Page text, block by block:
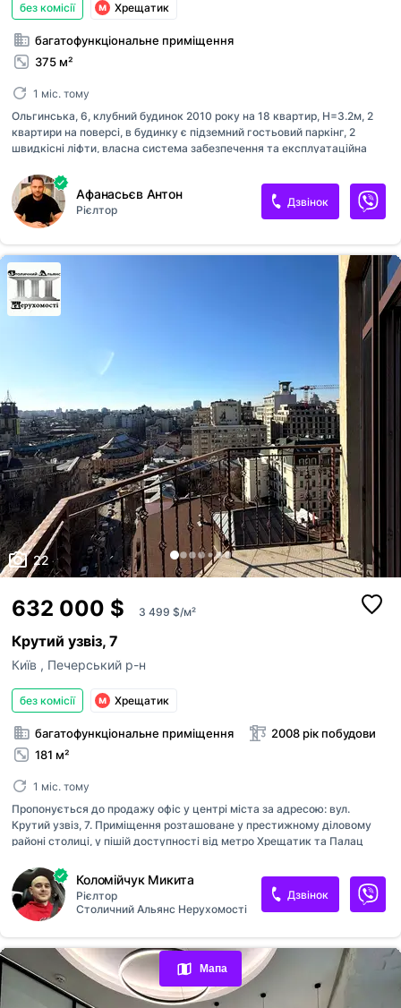
Контакти
Обрані оголошення
Переглянуті оголошення
без комісії Хрещатик
багатофункціональне приміщення
375 м²
1 міс. тому
Ольгинська, 6, клубний будинок 2010 року на 18 квартир, Н=3.2м, 2
квартири на поверсі, в будинку є підземний гостьовий паркінг, 2
швидкісні ліфти, власна система забезпечення та експлуатаційна
представницького рівня в тихому центрі, в оточенні адміністрації
президента і театру Франка, окремий фасадній вхід, офіс повністю
укомплектований меблями, кабінет керівника, переговорна, так само
є опен спейс,можливості як торгову частина, 2 приміщення, 177кв.м -
офіс, 158,6 кв. м - офіс або торгова площа
Афанасьєв Антон
Рієлтор
Дзвінок
22
632 000 $ 3 499 $/м²
Крутий узвіз, 7
Київ , Печерський р-н
без комісії Хрещатик
багатофункціональне приміщення
181 м²
2008 рік побудови
1 міс. тому
Пропонується до продажу офіс у центрі міста за адресою: вул.
Крутий узвіз, 7. Приміщення розташоване у престижному діловому
районі столиці, у пішій доступності від метро Хрещатик та Палац
ресторани та розвинена міська інфраструктура. Є генератор! Площа:
180,6 м2 Поверх: 10 Висота стелі: до 4-х метрів Кількість ліфтів: 1
вантажний ThyssenKrupp Система кондиціювання: DAIKIN (Японія)
Система опалення: автономна, газові котли RINNAI на кожному
поверсі та бойлер. Найближчі станції метро: Палац Спорту, Площа
Українських Героїв (Льва Толстого),Хрещатик, Театральна. Наявний
паркінг (внутрішній та зовнішній) на 15 авто Житловий фонд Офіс...
Коломійчук Микита
Рієлтор
Столичний Альянс Нерухомості
Дзвінок
Мапа